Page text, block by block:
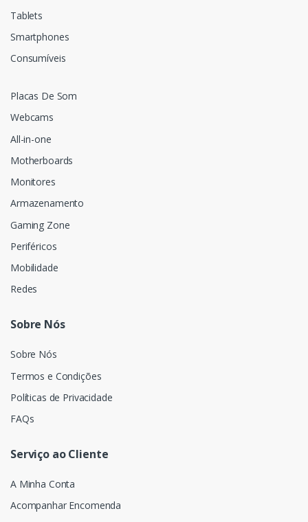
Tablets
Smartphones
Consumíveis
Placas De Som
Webcams
All-in-one
Motherboards
Monitores
Armazenamento
Gaming Zone
Periféricos
Mobilidade
Redes
Sobre Nós
Sobre Nós
Termos e Condições
Políticas de Privacidade
FAQs
Serviço ao Cliente
A Minha Conta
Acompanhar Encomenda